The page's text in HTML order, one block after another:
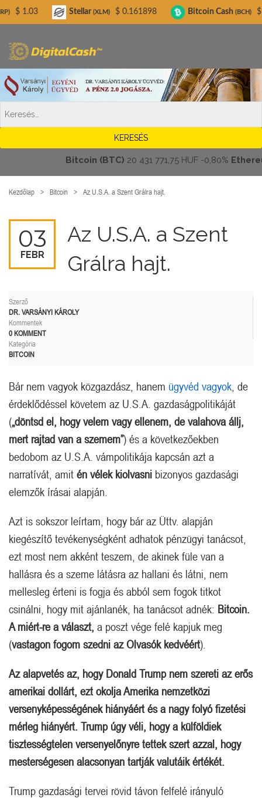
Bitcoin (BTC) 20 431 771,75 HUF-0,80% Ethereum
Kezdőlap Bitcoin Az U.S.A. a Szent Grálra hajt.
03
FEBR
Az U.S.A. a Szent
Grálra hajt.
Szerző
DR. VARSÁNYI KÁROLY
Kommentek
0 KOMMENT
Kategória
BITCOIN
Bár nem vagyok közgazdász, hanem ügyvéd vagyok , de
érdeklődéssel követem az U.S.A. gazdaságpolitikáját
(„döntsd el, hogy velem vagy ellenem, de valahova állj,
mert rajtad van a szemem”) és a következőekben
bedobom az U.S.A. vámpolitikája kapcsán azt a
narratívát, amit én vélek kiolvasni bizonyos gazdasági
elemzők írásai alapján.
Azt is sokszor leírtam, hogy bár az Üttv. alapján
kiegészítő tevékenységként adhatok pénzügyi tanácsot,
ezt most nem akként teszem, de akinek füle van a
hallásra és a szeme látásra az hallani és látni, nem
mellesleg érteni is fogja és abból sem fogok titkot
csinálni, hogy mit ajánlanék, ha tanácsot adnék: Bitcoin.
A miért-re a választ, a poszt vége felé kapjuk meg
(vastagon fogom szedni az Olvasók kedvéért).
Az alapvetés az, hogy Donald Trump nem szereti az erős
amerikai dollárt, ezt okolja Amerika nemzetközi
versenyképességének hiányáért és a nagy folyó fizetési
mérleg hiányért. Trump úgy véli, hogy a külföldiek
tisztességtelen versenyelőnyre tettek szert azzal, hogy
mesterségesen alacsonyan tartják valutáik értékét.
Trump gazdasági tervei rövid távon felfelé irányuló
Stellar (XLM) $ 0.161898 Bitcoin Cash(BCH) $ 215.70
Digitalcash.hu